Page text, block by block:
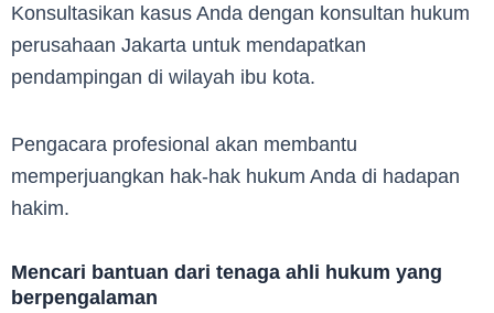
Konsultasikan kasus Anda dengan konsultan hukum
perusahaan Jakarta untuk mendapatkan
pendampingan di wilayah ibu kota.
Pengacara profesional akan membantu
memperjuangkan hak-hak hukum Anda di hadapan
hakim.
Mencari bantuan dari tenaga ahli hukum yang
berpengalaman